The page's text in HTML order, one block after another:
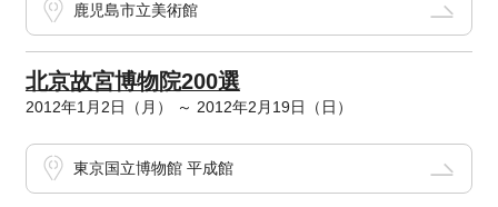
鹿児島市立美術館
北京故宮博物院200選
2012年1月2日（月） ～ 2012年2月19日（日）
東京国立博物館 平成館